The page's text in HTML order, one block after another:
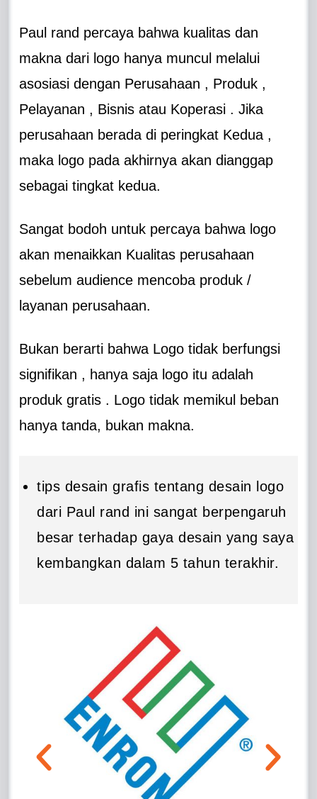
Paul rand percaya bahwa kualitas dan
makna dari logo hanya muncul melalui
asosiasi dengan Perusahaan , Produk ,
Pelayanan , Bisnis atau Koperasi . Jika
perusahaan berada di peringkat Kedua ,
maka logo pada akhirnya akan dianggap
sebagai tingkat kedua.
Sangat bodoh untuk percaya bahwa logo
akan menaikkan Kualitas perusahaan
sebelum audience mencoba produk /
layanan perusahaan.
Bukan berarti bahwa Logo tidak berfungsi
signifikan , hanya saja logo itu adalah
produk gratis . Logo tidak memikul beban
hanya tanda, bukan makna.
tips desain grafis tentang desain logo
dari Paul rand ini sangat berpengaruh
besar terhadap gaya desain yang saya
kembangkan dalam 5 tahun terakhir.